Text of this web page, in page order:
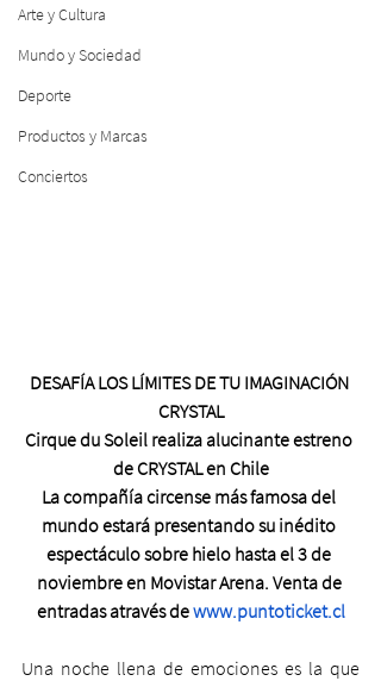
Arte y Cultura
Mundo y Sociedad
Deporte
Productos y Marcas
Conciertos
DESAFÍA LOS LÍMITES DE TU IMAGINACIÓN
CRYSTAL
Cirque du Soleil realiza alucinante estreno
de CRYSTAL en Chile
La compañía circense más famosa del
mundo estará presentando su inédito
espectáculo sobre hielo hasta el 3 de
noviembre en Movistar Arena. Venta de
entradas através de www.puntoticket.cl
Una noche llena de emociones es la que